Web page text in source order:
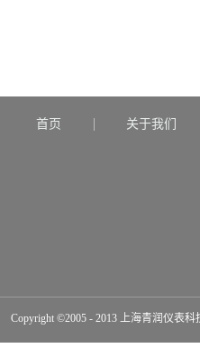
首页 关于我们
Copyright ©2005 - 2013 上海青润仪表科